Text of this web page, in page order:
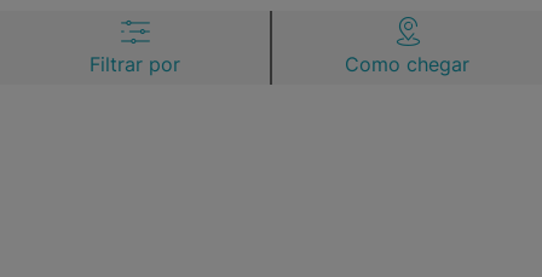
Filtrar por Como chegar